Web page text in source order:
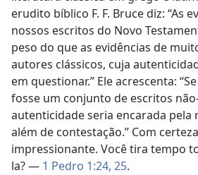
erudito bíblico F. F. Bruce diz: “As
nossos escritos do Novo
peso do que as evidências de
autores clássicos, cuja
em questionar.” Ele acrescenta:
fosse um conjunto de escritos
autenticidade seria encarada pela
além de contestação.” Com
impressionante. Você tira tempo
la? — 1 Pedro 1:24, 25.